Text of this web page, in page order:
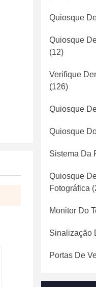
Quiosque
Quiosque
(12)
Verifique
(126)
Quiosque
Quiosque
Sistema Da
Quiosque
Fotográfica
Monitor Do
Sinalização
Portas De